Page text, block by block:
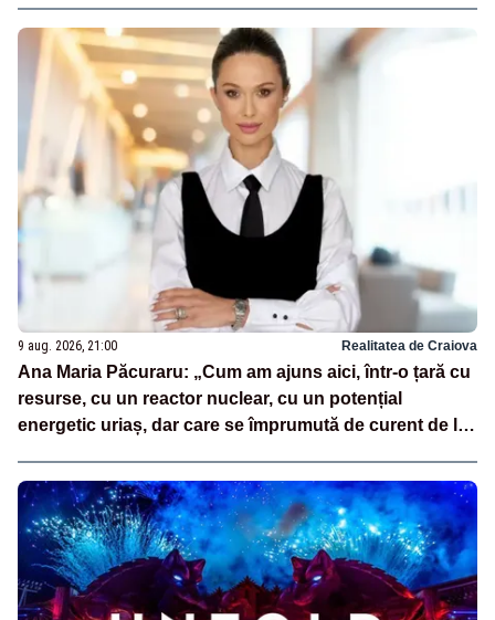
9 aug. 2026, 21:00 Realitatea de Craiova
Ana Maria Păcuraru: „Cum am ajuns aici, într-o țară cu
resurse, cu un reactor nuclear, cu un potențial
energetic uriaș, dar care se împrumută de curent de la